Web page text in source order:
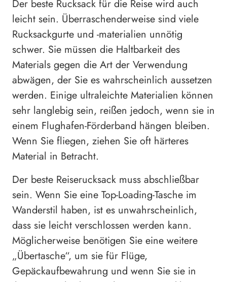
Der beste Rucksack für die Reise wird auch
leicht sein. Überraschenderweise sind viele
Rucksackgurte und -materialien unnötig
schwer. Sie müssen die Haltbarkeit des
Materials gegen die Art der Verwendung
abwägen, der Sie es wahrscheinlich aussetzen
werden. Einige ultraleichte Materialien können
sehr langlebig sein, reißen jedoch, wenn sie in
einem Flughafen-Förderband hängen bleiben.
Wenn Sie fliegen, ziehen Sie oft härteres
Material in Betracht.
Der beste Reiserucksack muss abschließbar
sein. Wenn Sie eine Top-Loading-Tasche im
Wanderstil haben, ist es unwahrscheinlich,
dass sie leicht verschlossen werden kann.
Möglicherweise benötigen Sie eine weitere
„Übertasche“, um sie für Flüge,
Gepäckaufbewahrung und wenn Sie sie in